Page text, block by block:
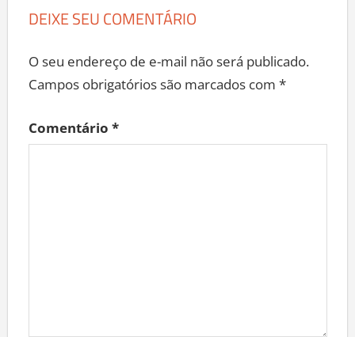
DEIXE SEU COMENTÁRIO
O seu endereço de e-mail não será publicado.
Campos obrigatórios são marcados com *
Comentário *